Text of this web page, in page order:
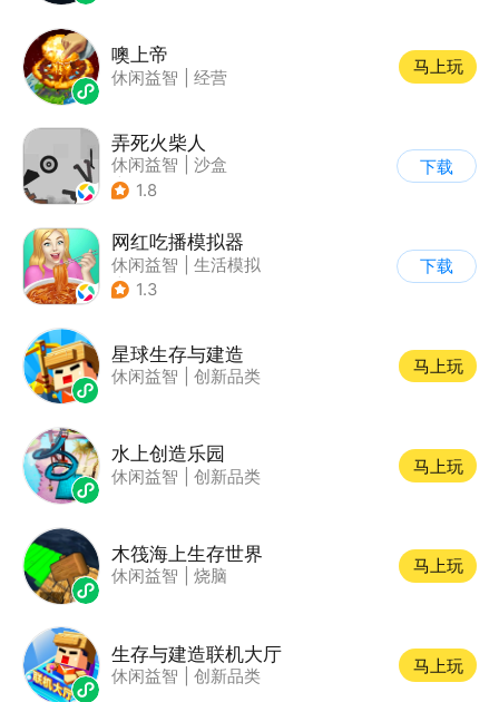
噢上帝
休闲益智 经营
马上玩
弄死火柴人
休闲益智
沙盒
| 火柴人
1.8
下载
网红吃播模拟器
休闲益智
生活模拟
| 美食
1.3
下载
星球生存与建造
休闲益智 创新品类
马上玩
水上创造乐园
休闲益智 创新品类
马上玩
木筏海上生存世界
休闲益智 烧脑
马上玩
生存与建造联机大厅
休闲益智 创新品类
马上玩